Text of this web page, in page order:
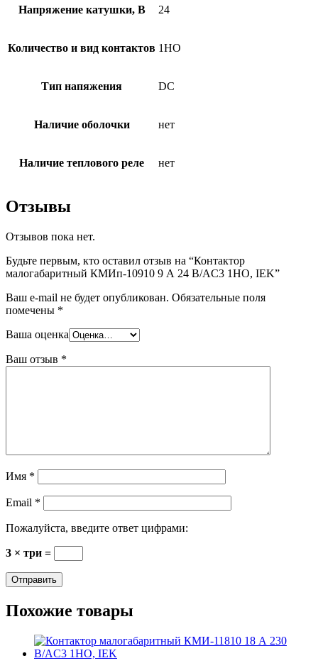
Напряжение катушки, В 24
Количество и вид контактов 1НО
Тип напяжения DC
Наличие оболочки нет
Наличие теплового реле нет
Отзывы
Отзывов пока нет.
Будьте первым, кто оставил отзыв на “Контактор
малогабаритный КМИп-10910 9 А 24 В/AC3 1НО, IEK”
Ваш e-mail не будет опубликован. Обязательные поля
помечены *
Ваша оценка
Ваш отзыв *
Имя *
Email *
Пожалуйста, введите ответ цифрами:
3 × три =
Похожие товары